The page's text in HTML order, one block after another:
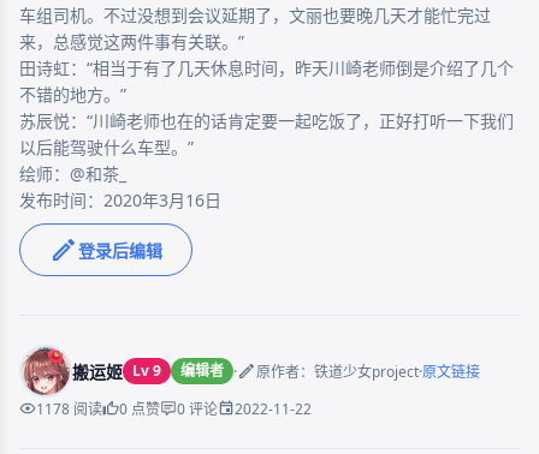
车组司机。不过没想到会议延期了，文丽也要晚几天才能忙完过
来，总感觉这两件事有关联。”
田诗虹：“相当于有了几天休息时间，昨天川崎老师倒是介绍了几个
不错的地方。”
苏辰悦：“川崎老师也在的话肯定要一起吃饭了，正好打听一下我们
以后能驾驶什么车型。”
绘师：@和茶_
登录后编辑
搬运姬 Lv 9 编辑者 · 原作者：铁道少女project·原文链接
1178 阅读
0 点赞 0 评论 2022-11-22